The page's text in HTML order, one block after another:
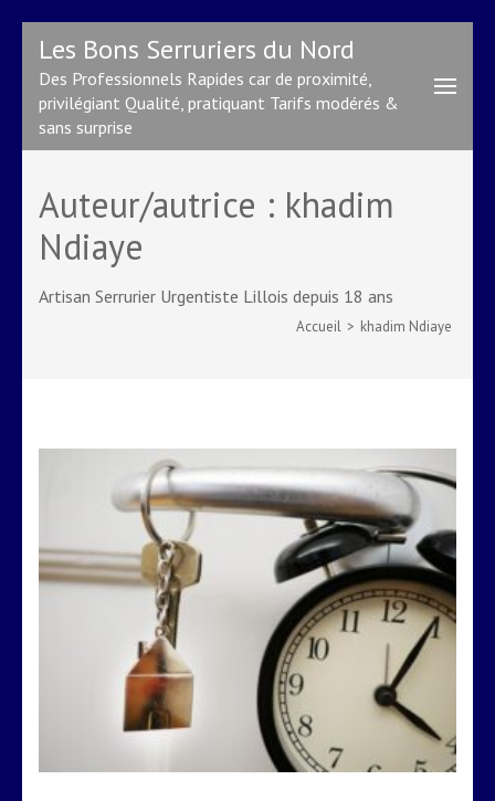
contenu
(Pressez
Entrée)
Les Bons Serruriers du Nord
Des Professionnels Rapides car de proximité,
privilégiant Qualité, pratiquant Tarifs modérés &
sans surprise
Auteur/autrice : khadim
Ndiaye
Artisan Serrurier Urgentiste Lillois depuis 18 ans
Accueil > khadim Ndiaye